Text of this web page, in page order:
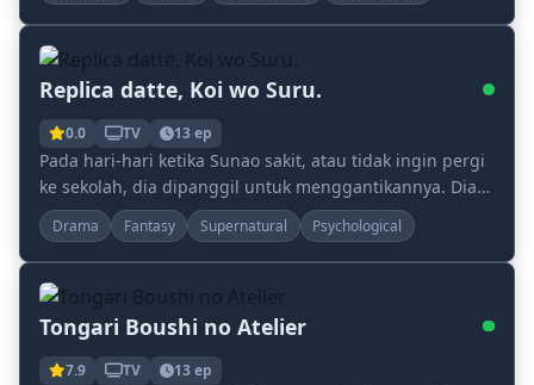
Replica datte, Koi wo Suru.
0.0 TV 13 ep
Pada hari-hari ketika Sunao sakit, atau tidak ingin pergi
ke sekolah, dia dipanggil untuk menggantikannya. Dia
dilahirkan ke dunia ini ketika Sunao in...
Drama Fantasy Supernatural Psychological
Tongari Boushi no Atelier
7.9 TV 13 ep